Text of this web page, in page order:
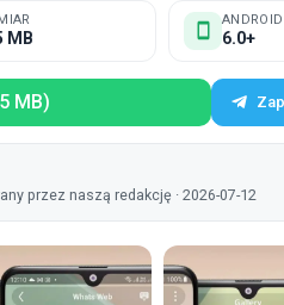
MB
ANDROID
6.0+
MB)
przez naszą redakcję · 2026-07-12